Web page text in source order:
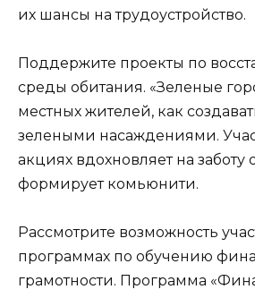
их шансы на трудоустройство.
Поддержите проекты по
среды обитания. «Зеленые
местных жителей, как
зелеными насаждениями.
акциях вдохновляет на
формирует комьюнити.
Рассмотрите возможность
программах по обучению
грамотности. Программа